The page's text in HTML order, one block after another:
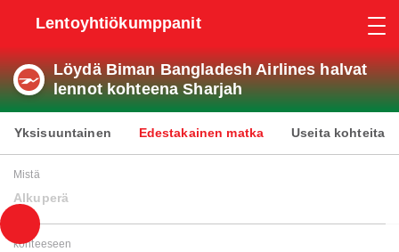
Lentoyhtiökumppanit
Löydä Biman Bangladesh Airlines halvat
lennot kohteena Sharjah
Yksisuuntainen Edestakainen matka Useita kohteita
Mistä
Alkuperä
kohteeseen